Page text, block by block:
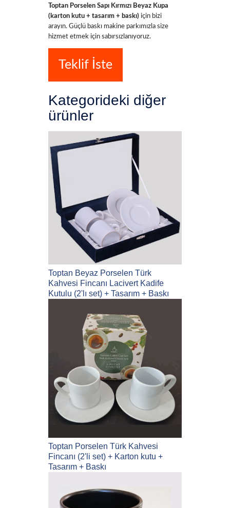
Toptan Porselen Sapı Kırmızı Beyaz Kupa
(karton kutu + tasarım + baskı) için bizi
arayın. Güçlü baskı makine parkımızla size
hizmet etmek için sabırsızlanıyoruz.
Teklif İste
Kategorideki diğer
ürünler
Toptan Beyaz Porselen Türk
Kahvesi Fincanı Lacivert Kadife
Kutulu (2'lı set) + Tasarım + Baskı
Toptan Porselen Türk Kahvesi
Fincanı (2'li set) + Karton kutu +
Tasarım + Baskı